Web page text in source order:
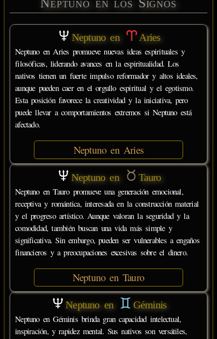
Neptuno en los Signos
Neptuno en Aries
Neptuno en Aries promueve nuevas ideas espirituales y
filosóficas, liderando avances en la espiritualidad. Los
nativos tienen un fuerte impulso reformador y altos ideales,
aunque pueden caer en el orgullo espiritual y el egotismo.
Esta posición favorece la creatividad y la iniciativa, pero
puede llevar a comportamientos extremos si Neptuno está
afectado.
Neptuno en Aries
Neptuno en Tauro
Neptuno en Tauro promueve una generación emocional,
receptiva y romántica, interesada en la construcción material
y el progreso artístico. Aunque valoran la seguridad y la
comodidad, también buscan una vida más simple y
significativa. Sin embargo, pueden ser vulnerables a engaños
financieros y a preocupaciones excesivas sobre el dinero.
Neptuno en Tauro
Neptuno en Géminis
Neptuno en Géminis brinda gran capacidad intelectual,
inspiración, y rapidez mental. Sus nativos son versátiles,